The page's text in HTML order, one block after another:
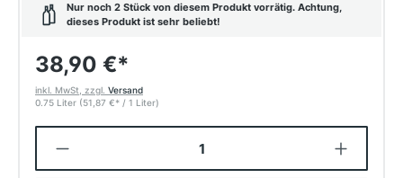
Nur noch 2 Stück von diesem Produkt vorrätig. Achtung,
dieses Produkt ist sehr beliebt!
38,90 €*
inkl. MwSt, zzgl. Versand
0.75 Liter (51,87 €* / 1 Liter)
Produkt Anzahl: Gib den